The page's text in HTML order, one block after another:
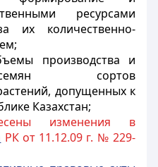
ресурсами
их количественно-
производства и
сортов
допущенных к
Казахстан;
изменения в
РК от 11.12.09 г. № 229-